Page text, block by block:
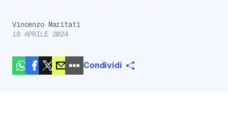
Vincenzo Maritati
18 APRILE 2024
Condividi